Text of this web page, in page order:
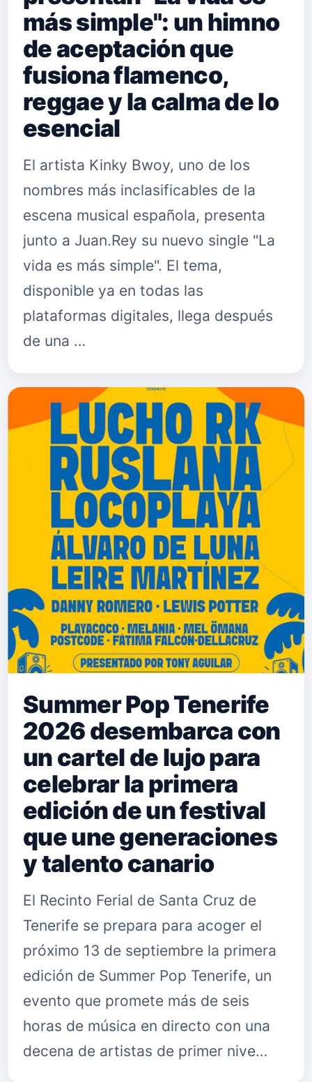
más simple": un himno
de aceptación que
fusiona flamenco,
reggae y la calma de lo
esencial
El artista Kinky Bwoy, uno de los
nombres más inclasificables de la
escena musical española, presenta
junto a Juan.Rey su nuevo single "La
vida es más simple". El tema,
disponible ya en todas las
plataformas digitales, llega después
de una …
Summer Pop Tenerife
2026 desembarca con
un cartel de lujo para
celebrar la primera
edición de un festival
que une generaciones
y talento canario
El Recinto Ferial de Santa Cruz de
Tenerife se prepara para acoger el
próximo 13 de septiembre la primera
edición de Summer Pop Tenerife, un
evento que promete más de seis
horas de música en directo con una
decena de artistas de primer nive…